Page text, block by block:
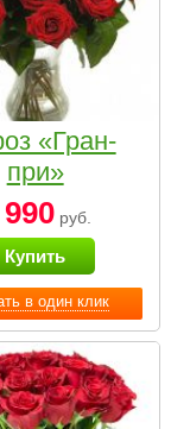
в один клик
«Гран-
при»
руб.
Купить